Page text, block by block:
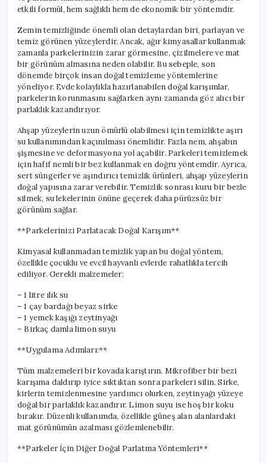
etkili formül, hem sağlıklı hem de ekonomik bir yöntemdir.
Zemin temizliğinde önemli olan detaylardan biri, parlayan ve
temiz görünen yüzeylerdir. Ancak, ağır kimyasallar kullanmak
zamanla parkelerinizin zarar görmesine, çizilmelere ve mat
bir görünüm almasına neden olabilir. Bu sebeple, son
dönemde birçok insan doğal temizleme yöntemlerine
yöneliyor. Evde kolaylıkla hazırlanabilen doğal karışımlar,
parkelerin korunmasını sağlarken aynı zamanda göz alıcı bir
parlaklık kazandırıyor.
Ahşap yüzeylerin uzun ömürlü olabilmesi için temizlikte aşırı
su kullanımından kaçınılması önemlidir. Fazla nem, ahşabın
şişmesine ve deformasyona yol açabilir. Parkeleri temizlemek
için hafif nemli bir bez kullanmak en doğru yöntemdir. Ayrıca,
sert süngerler ve aşındırıcı temizlik ürünleri, ahşap yüzeylerin
doğal yapısına zarar verebilir. Temizlik sonrası kuru bir bezle
silmek, su lekelerinin önüne geçerek daha pürüzsüz bir
görünüm sağlar.
**Parkelerinizi Parlatacak Doğal Karışım**
Kimyasal kullanmadan temizlik yapan bu doğal yöntem,
özellikle çocuklu ve evcil hayvanlı evlerde rahatlıkla tercih
ediliyor. Gerekli malzemeler:
– 1 litre ılık su
– 1 çay bardağı beyaz sirke
– 1 yemek kaşığı zeytinyağı
– Birkaç damla limon suyu
**Uygulama Adımları:**
Tüm malzemeleri bir kovada karıştırın. Mikrofiber bir bezi
karışıma daldırıp iyice sıktıktan sonra parkeleri silin. Sirke,
kirlerin temizlenmesine yardımcı olurken, zeytinyağı yüzeye
doğal bir parlaklık kazandırır. Limon suyu ise hoş bir koku
bırakır. Düzenli kullanımda, özellikle güneş alan alanlardaki
mat görünümün azalması gözlemlenebilir.
**Parkeler İçin Diğer Doğal Parlatma Yöntemleri**